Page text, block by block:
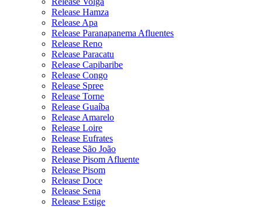
Release Hamza
Release Apa
Release Paranapanema Afluentes
Release Reno
Release Paracatu
Release Capibaribe
Release Congo
Release Spree
Release Torne
Release Guaíba
Release Amarelo
Release Loire
Release Eufrates
Release São João
Release Pisom Afluente
Release Pisom
Release Doce
Release Sena
Release Estige